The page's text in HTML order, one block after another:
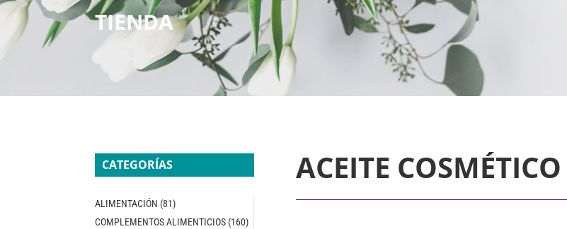
TIENDA
CATEGORÍAS
ALIMENTACIÓN (81)
COMPLEMENTOS ALIMENTICIOS (160)
ACEITE COSMÉTICO